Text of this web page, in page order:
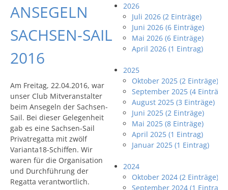
ANSEGELN
SACHSEN-SAIL
2016
Am Freitag, 22.04.2016, war
unser Club Mitveranstalter
beim Ansegeln der Sachsen-
Sail. Bei dieser Gelegenheit
gab es eine Sachsen-Sail
Privatregatta mit zwölf
Varianta18-Schiffen. Wir
waren für die Organisation
und Durchführung der
Regatta verantwortlich.
2026
Juli 2026 (2 Einträge)
Juni 2026 (6 Einträge)
Mai 2026 (6 Einträge)
April 2026 (1 Eintrag)
2025
Oktober 2025 (2 Einträge)
September 2025 (4 Einträge)
August 2025 (3 Einträge)
Juni 2025 (2 Einträge)
Mai 2025 (8 Einträge)
April 2025 (1 Eintrag)
Januar 2025 (1 Eintrag)
2024
Oktober 2024 (2 Einträge)
September 2024 (1 Eintrag)